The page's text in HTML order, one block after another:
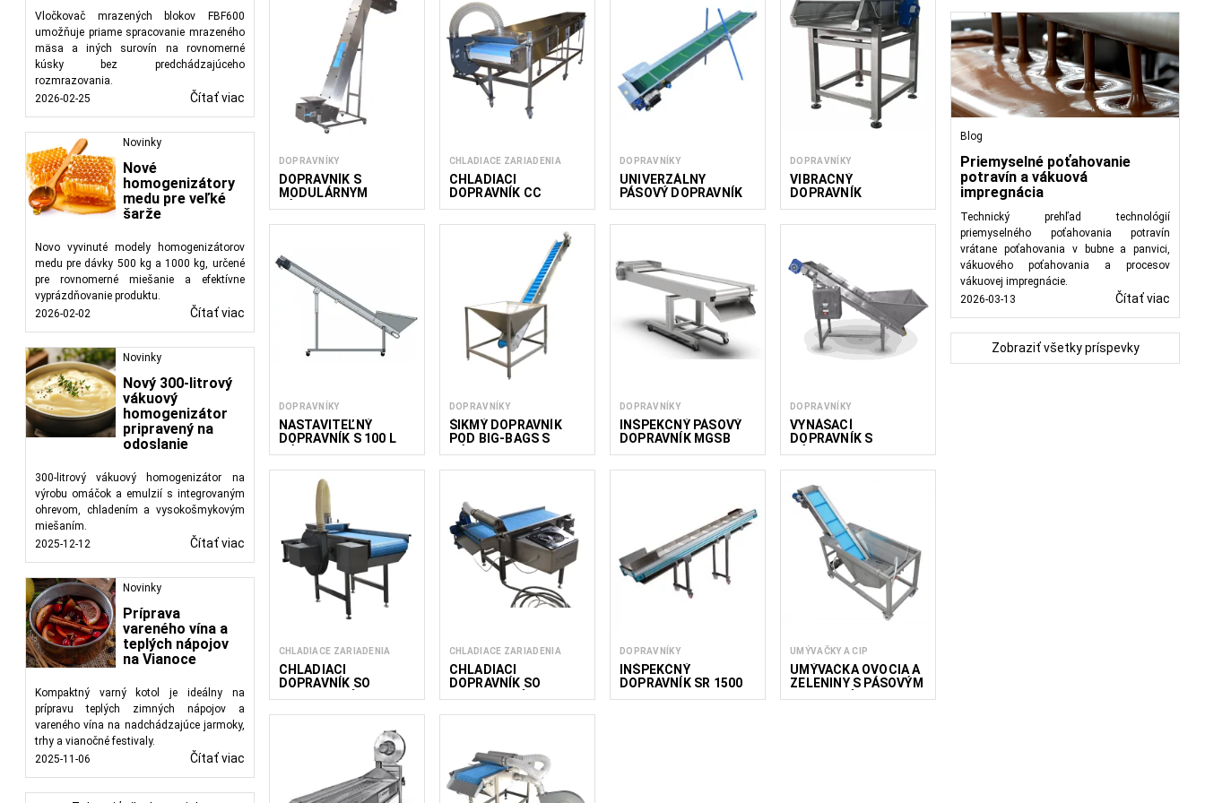
Vločkovač mrazených blokov FBF600
umožňuje priame spracovanie mrazeného
mäsa a iných surovín na rovnomerné
kúsky bez predchádzajúceho
rozmrazovania.
2026-02-25
Čítať viac
Novinky
Nové
homogenizátory
medu pre veľké
šarže
Novo vyvinuté modely homogenizátorov
medu pre dávky 500 kg a 1000 kg, určené
pre rovnomerné miešanie a efektívne
vyprázdňovanie produktu.
2026-02-02
Čítať viac
Novinky
Nový 300-litrový
vákuový
homogenizátor
pripravený na
odoslanie
300-litrový vákuový homogenizátor na
výrobu omáčok a emulzií s integrovaným
ohrevom, chladením a vysokošmykovým
miešaním.
2025-12-12
Čítať viac
Novinky
Príprava
vareného vína a
teplých nápojov
na Vianoce
Kompaktný varný kotol je ideálny na
prípravu teplých zimných nápojov a
vareného vína na nadchádzajúce jarmoky,
trhy a vianočné festivaly.
2025-11-06
Čítať viac
DOPRAVNÍKY
DOPRAVNÍK S
MODULÁRNYM
PÁSOM MBC 300
CHLADIACE ZARIADENIA
CHLADIACI
DOPRAVNÍK CC
600/4000
DOPRAVNÍKY
UNIVERZÁLNY
PÁSOVÝ DOPRAVNÍK
DOPRAVNÍKY
VIBRAČNÝ
DOPRAVNÍK
DOPRAVNÍKY
NASTAVITEĽNÝ
DOPRAVNÍK S 100 L
NÁSYPKOU ACWH
DOPRAVNÍKY
ŠIKMÝ DOPRAVNÍK
POD BIG-BAGS S
NÁSYPKOU CBI
DOPRAVNÍKY
INŠPEKČNÝ PÁSOVÝ
DOPRAVNÍK MGSB
DOPRAVNÍKY
VYNÁŠACÍ
DOPRAVNÍK S
NÁSYPKOU IC-Z
CHLADIACE ZARIADENIA
CHLADIACI
DOPRAVNÍK SO
VZDUCHOVÝM
CHLADIACE ZARIADENIA
CHLADIACI
DOPRAVNÍK SO
VZDUCHOVÝM
DOPRAVNÍKY
INŠPEKČNÝ
DOPRAVNÍK SR 1500
UMÝVAČKY A CIP
UMÝVAČKA OVOCIA A
ZELENINY S PÁSOVÝM
DOPRAVNÍKOM EWT
Blog
Priemyselné poťahovanie
potravín a vákuová
impregnácia
Technický prehľad technológií
priemyselného poťahovania potravín
vrátane poťahovania v bubne a panvici,
vákuového poťahovania a procesov
vákuovej impregnácie.
2026-03-13
Čítať viac
Zobraziť všetky príspevky